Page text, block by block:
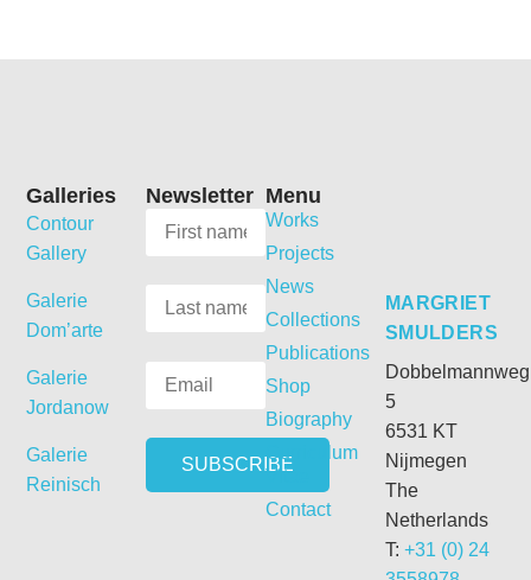
MARGRIET
SMULDERS
Dobbelmannweg
5
6531 KT
Nijmegen
The
Netherlands
T: +31 (0) 24
Menu
Works
Projects
News
Collections
Publications
Shop
Biography
Curriculum
Vitae
Contact
Newsletter
Galleries
Contour
Gallery
Galerie
Dom’arte
Galerie
Jordanow
Galerie
Reinisch